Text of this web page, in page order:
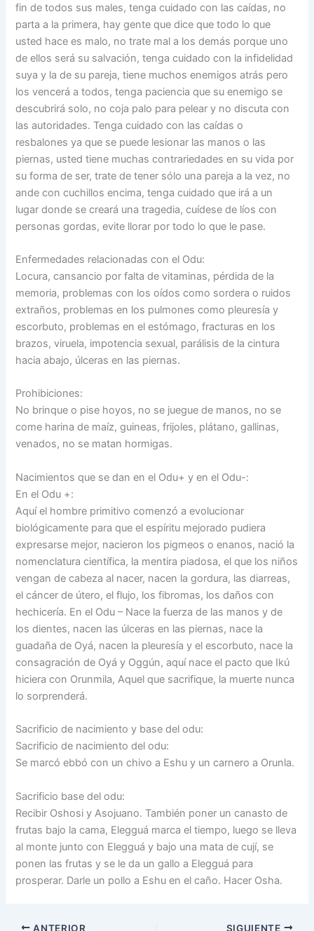
fin de todos sus males, tenga cuidado con las caídas, no
parta a la primera, hay gente que dice que todo lo que
usted hace es malo, no trate mal a los demás porque uno
de ellos será su salvación, tenga cuidado con la infidelidad
suya y la de su pareja, tiene muchos enemigos atrás pero
los vencerá a todos, tenga paciencia que su enemigo se
descubrirá solo, no coja palo para pelear y no discuta con
las autoridades. Tenga cuidado con las caídas o
resbalones ya que se puede lesionar las manos o las
piernas, usted tiene muchas contrariedades en su vida por
su forma de ser, trate de tener sólo una pareja a la vez, no
ande con cuchillos encima, tenga cuidado que irá a un
lugar donde se creará una tragedia, cuídese de líos con
personas gordas, evite llorar por todo lo que le pase.
Enfermedades relacionadas con el Odu:
Locura, cansancio por falta de vitaminas, pérdida de la
memoria, problemas con los oídos como sordera o ruidos
extraños, problemas en los pulmones como pleuresía y
escorbuto, problemas en el estómago, fracturas en los
brazos, viruela, impotencia sexual, parálisis de la cintura
hacia abajo, úlceras en las piernas.
Prohibiciones:
No brinque o pise hoyos, no se juegue de manos, no se
come harina de maíz, guineas, frijoles, plátano, gallinas,
venados, no se matan hormigas.
Nacimientos que se dan en el Odu+ y en el Odu-:
En el Odu +:
Aquí el hombre primitivo comenzó a evolucionar
biológicamente para que el espíritu mejorado pudiera
expresarse mejor, nacieron los pigmeos o enanos, nació la
nomenclatura científica, la mentira piadosa, el que los niños
vengan de cabeza al nacer, nacen la gordura, las diarreas,
el cáncer de útero, el flujo, los fibromas, los daños con
hechicería. En el Odu – Nace la fuerza de las manos y de
los dientes, nacen las úlceras en las piernas, nace la
guadaña de Oyá, nacen la pleuresía y el escorbuto, nace la
consagración de Oyá y Oggún, aquí nace el pacto que Ikú
hiciera con Orunmila, Aquel que sacrifique, la muerte nunca
lo sorprenderá.
Sacrificio de nacimiento y base del odu:
Sacrificio de nacimiento del odu:
Se marcó ebbó con un chivo a Eshu y un carnero a Orunla.
Sacrificio base del odu:
Recibir Oshosi y Asojuano. También poner un canasto de
frutas bajo la cama, Elegguá marca el tiempo, luego se lleva
al monte junto con Elegguá y bajo una mata de cují, se
ponen las frutas y se le da un gallo a Elegguá para
prosperar. Darle un pollo a Eshu en el caño. Hacer Osha.
ANTERIOR SIGUIENTE